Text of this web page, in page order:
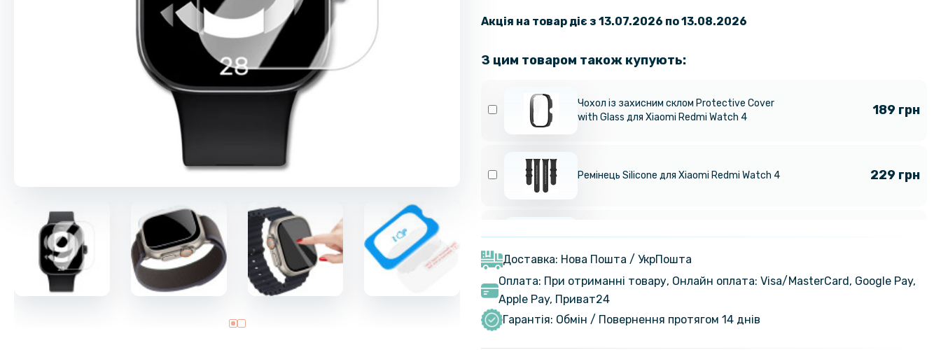
Акція на товар діє з 13.07.2026 по 13.08.2026
З цим товаром також купують:
Чохол із захисним склом Protective Cover
with Glass для Xiaomi Redmi Watch 4
189 грн
Ремінець Silicone для Xiaomi Redmi Watch 4 229 грн
годинника Xiaomi Redmi Watch 4 / Watch 5,
Black
Ремінець Ethnic Style для Xiaomi Redmi
Watch 4
Доставка: Нова Пошта / УкрПошта
Оплата: При отриманні товару, Онлайн оплата: Visa/MasterСard, Google Pay,
Apple Pay, Приват24
Гарантія: Обмін / Повернення протягом 14 днів